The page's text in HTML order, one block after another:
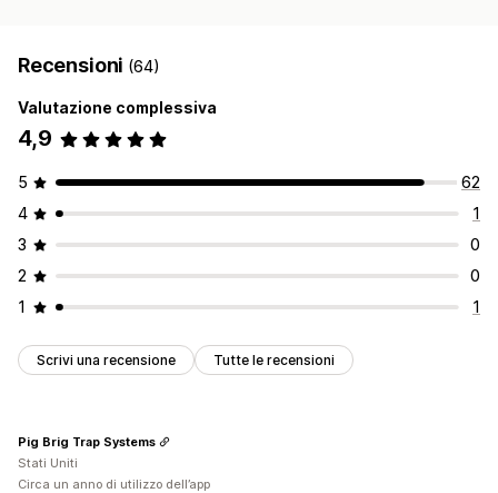
Recensioni (64)
Valutazione complessiva
4,9
5
62
4
1
3
0
2
0
1
1
Scrivi una recensione Tutte le recensioni
Pig Brig Trap Systems
Stati Uniti
Circa un anno di utilizzo dell’app